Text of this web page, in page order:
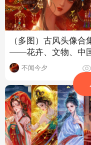
（多图）古风头像合
——花卉、文物、中
统色拟人
不闻今夕